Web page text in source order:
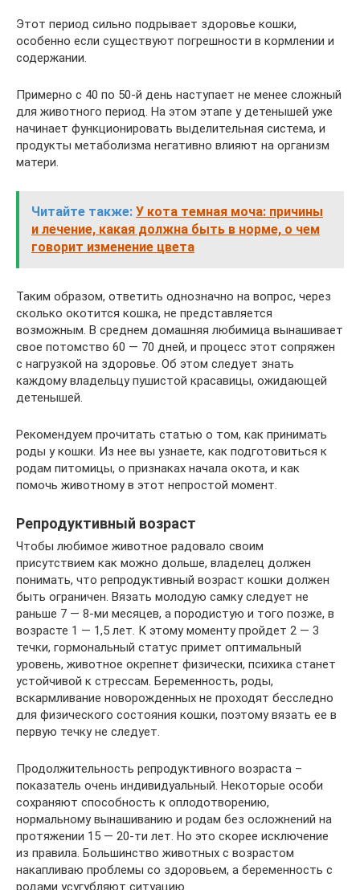
Этот период сильно подрывает здоровье кошки,
особенно если существуют погрешности в кормлении и
содержании.
Примерно с 40 по 50-й день наступает не менее сложный
для животного период. На этом этапе у детенышей уже
начинает функционировать выделительная система, и
продукты метаболизма негативно влияют на организм
матери.
Читайте также: У кота темная моча: причины
и лечение, какая должна быть в норме, о чем
говорит изменение цвета
Таким образом, ответить однозначно на вопрос, через
сколько окотится кошка, не представляется
возможным. В среднем домашняя любимица вынашивает
свое потомство 60 — 70 дней, и процесс этот сопряжен
с нагрузкой на здоровье. Об этом следует знать
каждому владельцу пушистой красавицы, ожидающей
детенышей.
Рекомендуем прочитать статью о том, как принимать
роды у кошки. Из нее вы узнаете, как подготовиться к
родам питомицы, о признаках начала окота, и как
помочь животному в этот непростой момент.
Репродуктивный возраст
Чтобы любимое животное радовало своим
присутствием как можно дольше, владелец должен
понимать, что репродуктивный возраст кошки должен
быть ограничен. Вязать молодую самку следует не
раньше 7 — 8-ми месяцев, а породистую и того позже, в
возрасте 1 — 1,5 лет. К этому моменту пройдет 2 — 3
течки, гормональный статус примет оптимальный
уровень, животное окрепнет физически, психика станет
устойчивой к стрессам. Беременность, роды,
вскармливание новорожденных не проходят бесследно
для физического состояния кошки, поэтому вязать ее в
первую течку не следует.
Продолжительность репродуктивного возраста –
показатель очень индивидуальный. Некоторые особи
сохраняют способность к оплодотворению,
нормальному вынашиванию и родам без осложнений на
протяжении 15 — 20-ти лет. Но это скорее исключение
из правила. Большинство животных с возрастом
накапливаю проблемы со здоровьем, а беременность с
родами усугубляют ситуацию.